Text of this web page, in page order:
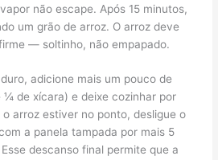
não escape. Após 15 minutos,
um grão de arroz. O arroz deve
— soltinho, não empapado.
adicione mais um pouco de
de xícara) e deixe cozinhar por
arroz estiver no ponto, desligue o
a panela tampada por mais 5
descanso final permite que a